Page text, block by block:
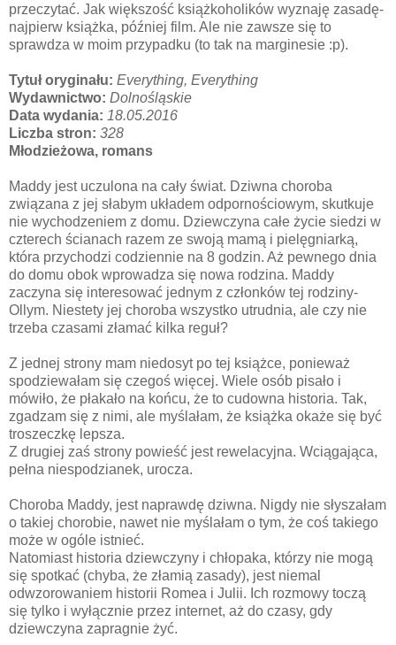
przeczytać. Jak większość książkoholików wyznaję zasadę-
najpierw książka, później film. Ale nie zawsze się to
sprawdza w moim przypadku (to tak na marginesie :p).
Tytuł oryginału: Everything, Everything
Wydawnictwo: Dolnośląskie
Data wydania: 18.05.2016
Liczba stron: 328
Młodzieżowa, romans
Maddy jest uczulona na cały świat. Dziwna choroba
związana z jej słabym układem odpornościowym, skutkuje
nie wychodzeniem z domu. Dziewczyna całe życie siedzi w
czterech ścianach razem ze swoją mamą i pielęgniarką,
która przychodzi codziennie na 8 godzin. Aż pewnego dnia
do domu obok wprowadza się nowa rodzina. Maddy
zaczyna się interesować jednym z członków tej rodziny-
Ollym. Niestety jej choroba wszystko utrudnia, ale czy nie
trzeba czasami złamać kilka reguł?
Z jednej strony mam niedosyt po tej książce, ponieważ
spodziewałam się czegoś więcej. Wiele osób pisało i
mówiło, że płakało na końcu, że to cudowna historia. Tak,
zgadzam się z nimi, ale myślałam, że książka okaże się być
troszeczkę lepsza.
Z drugiej zaś strony powieść jest rewelacyjna. Wciągająca,
pełna niespodzianek, urocza.
Choroba Maddy, jest naprawdę dziwna. Nigdy nie słyszałam
o takiej chorobie, nawet nie myślałam o tym, że coś takiego
może w ogóle istnieć.
Natomiast historia dziewczyny i chłopaka, którzy nie mogą
się spotkać (chyba, że złamią zasady), jest niemal
odwzorowaniem historii Romea i Julii. Ich rozmowy toczą
się tylko i wyłącznie przez internet, aż do czasy, gdy
dziewczyna zapragnie żyć.